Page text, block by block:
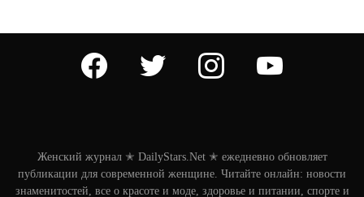
facebook twitter instagram
Женский журнал ✭ DailyStars.Net ✭ ежедневно обновляет
публикации для современной женщине. Читайте онлайн: новости
знаменитостей, все о красоте и моде, здоровье и питании, спорте и